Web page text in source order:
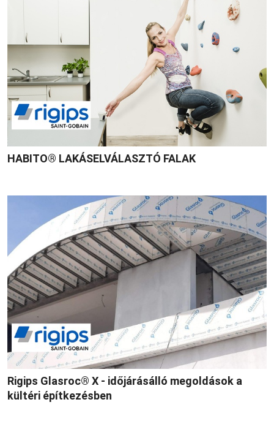
HABITO® LAKÁSELVÁLASZTÓ FALAK
Rigips Glasroc® X - időjárásálló megoldások a
kültéri építkezésben